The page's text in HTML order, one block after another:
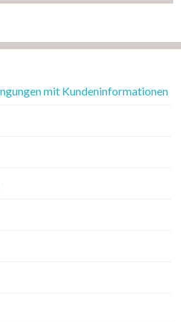
mit Kundeninformationen